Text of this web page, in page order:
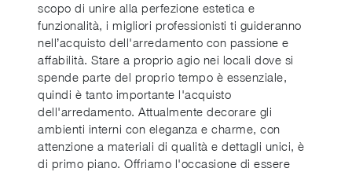
scopo di unire alla perfezione estetica e
funzionalità, i migliori professionisti ti guideranno
nell’acquisto dell'arredamento con passione e
affabilità. Stare a proprio agio nei locali dove si
spende parte del proprio tempo è essenziale,
quindi è tanto importante l'acquisto
dell'arredamento. Attualmente decorare gli
ambienti interni con eleganza e charme, con
attenzione a materiali di qualità e dettagli unici, è
di primo piano. Offriamo l'occasione di essere